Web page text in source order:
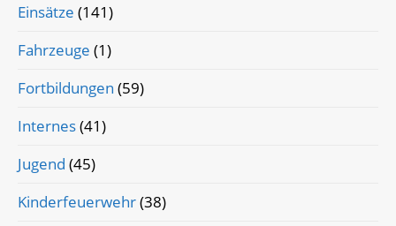
Einsätze (141)
Fahrzeuge (1)
Fortbildungen (59)
Internes(41)
Jugend (45)
Kinderfeuerwehr(38)